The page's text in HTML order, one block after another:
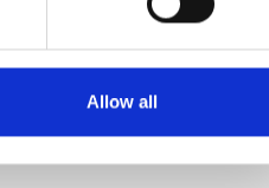
Allow all